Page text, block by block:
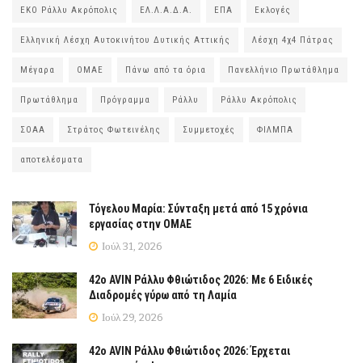
ΕΚΟ Ράλλυ Ακρόπολις ΕΛ.Λ.Α.Δ.Α. ΕΠΑ Εκλογές
Ελληνική Λέσχη Αυτοκινήτου Δυτικής Αττικής Λέσχη 4χ4 Πάτρας
Μέγαρα ΟΜΑΕ Πάνω από τα όρια Πανελλήνιο Πρωτάθλημα
Πρωτάθλημα Πρόγραμμα Ράλλυ Ράλλυ Ακρόπολις
ΣΟΑΑ Στράτος Φωτεινέλης Συμμετοχές ΦΙΛΜΠΑ
αποτελέσματα
Τόγελου Μαρία: Σύνταξη μετά από 15 χρόνια
εργασίας στην ΟΜΑΕ
Ιούλ 31, 2026
42ο AVIN Ράλλυ Φθιώτιδος 2026: Με 6 Ειδικές
Διαδρομές γύρω από τη Λαμία
Ιούλ 29, 2026
42ο AVIN Ράλλυ Φθιώτιδος 2026: Έρχεται